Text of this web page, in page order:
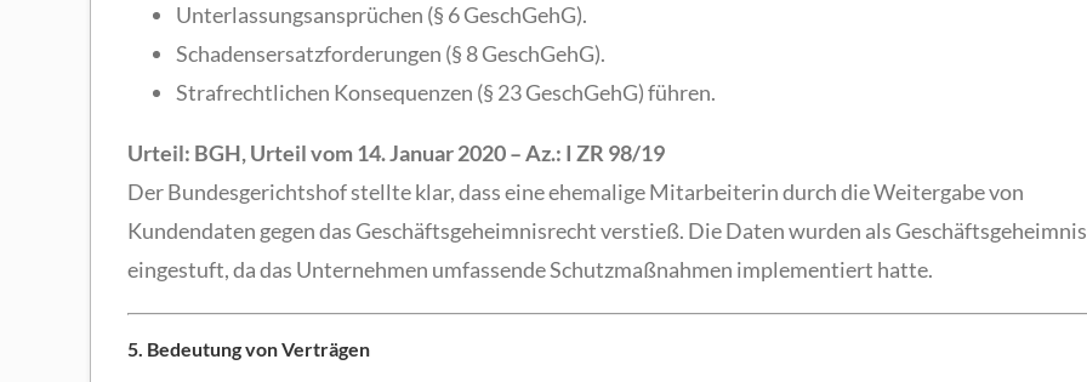
Unterlassungsansprüchen (§ 6 GeschGehG).
Schadensersatzforderungen (§ 8 GeschGehG).
Strafrechtlichen Konsequenzen (§ 23 GeschGehG) führen.
Urteil: BGH, Urteil vom 14. Januar 2020 – Az.: I ZR 98/19
Der Bundesgerichtshof stellte klar, dass eine ehemalige Mitarbeiterin durch die Weitergabe von
Kundendaten gegen das Geschäftsgeheimnisrecht verstieß. Die Daten wurden als Geschäftsgeheimnis
eingestuft, da das Unternehmen umfassende Schutzmaßnahmen implementiert hatte.
5. Bedeutung von Verträgen